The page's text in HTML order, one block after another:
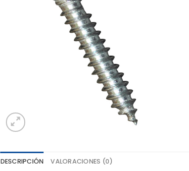
DESCRIPCIÓN VALORACIONES (0)